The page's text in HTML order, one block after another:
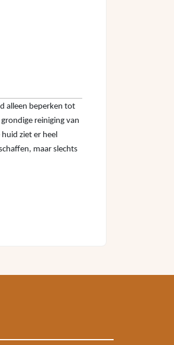
alleen beperken tot
reiniging van
ziet er heel
maar slechts